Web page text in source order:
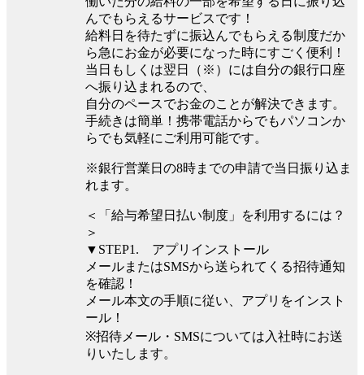
んでもらえるサービスです！
給料日を待たずに振込んでもらえる制度だか
ら急にお金が必要になった時にすごく便利！
当日もしくは翌日（※）には自分の銀行口座
へ振り込まれるので、
自分のペースでお金のことが解決できます。
手続きは簡単！携帯電話からでもパソコンか
らでも気軽にご利用可能です。
※銀行営業日の8時までの申請で当日振り込ま
れます。
＜「給与希望日払い制度」を利用するには？
＞
▼STEP1. アプリインストール
メールまたはSMSから送られてくる招待通知
を確認！
メール本文の手順に従い、アプリをインスト
ール！
※招待メール・SMSについては入社時にお送
りいたします。